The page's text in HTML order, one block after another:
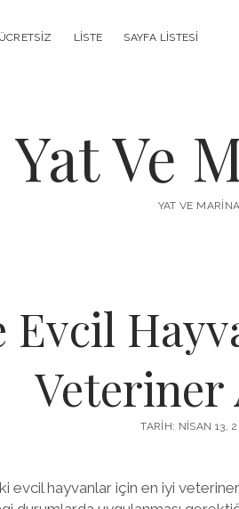
LISTE SAYFA LISTESI
Yat Ve
YAT VE MARINA
Veteriner
TARIH: NISAN 13,
evcil hayvanlar için en iyi veteriner